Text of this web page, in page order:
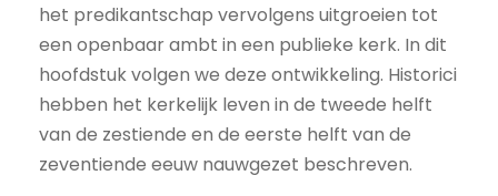
het predikantschap vervolgens uitgroeien tot
een openbaar ambt in een publieke kerk. In dit
hoofdstuk volgen we deze ontwikkeling. Historici
hebben het kerkelijk leven in de tweede helft
van de zestiende en de eerste helft van de
zeventiende eeuw nauwgezet beschreven.